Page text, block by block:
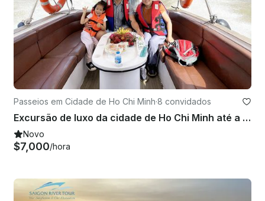
Passeios em Cidade de Ho Chi Minh·8 convidados
Excursão de luxo da cidade de Ho Chi Minh até a Ilha Thieng Lieng em lancha
Novo
$7,000/hora